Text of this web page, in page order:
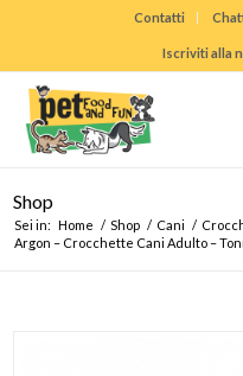
Contatti
Iscriviti alla
Shop
Sei in: Home / Shop / Cani /
Argon – Crocchette Cani Adulto –